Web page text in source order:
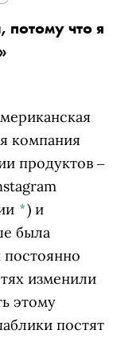
потому что я
компания
продуктов ‒
*) и
была
постоянно
изменили
этому
постят